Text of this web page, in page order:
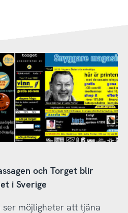
och Torget blir
i Sverige
ser möjligheter att tjäna